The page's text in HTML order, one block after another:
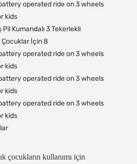
çocukların kullanımı için